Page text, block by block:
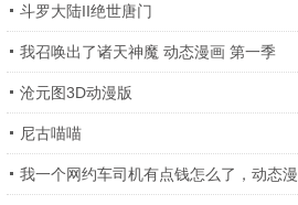
斗罗大陆II绝世唐门
我召唤出了诸天神魔 动态漫画 第一季
沧元图3D动漫版
尼古喵喵
我一个网约车司机有点钱怎么了，动态